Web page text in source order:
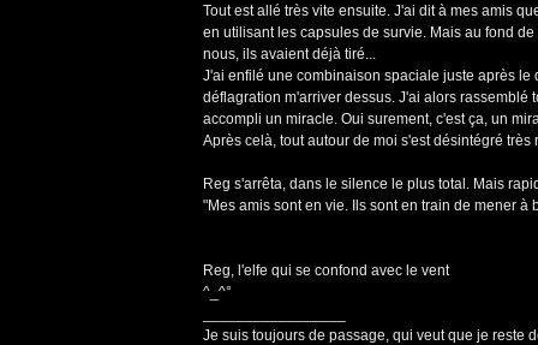
Tout est allé très vite ensuite. J'ai dit à mes amis
en utilisant les capsules de survie. Mais au fond
nous, ils avaient déjà tiré...
J'ai enfilé une combinaison spaciale juste après le
déflagration m'arriver dessus. J'ai alors rassemblé
accompli un miracle. Oui surement, c'est ça, un
Après celà, tout autour de moi s'est désintégré très
Reg s'arrêta, dans le silence le plus total. Mais
"Mes amis sont en vie. Ils sont en train de mener
Reg, l'elfe qui se confond avec le vent
^_^°
Je suis toujours de passage, qui veut que je reste